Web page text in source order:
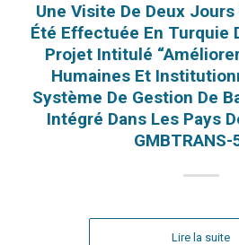
Une Visite De Deux
Été Effectuée En Turquie
Projet Intitulé
Humaines Et
Système De Gestion De
Intégré Dans Les Pays
GMBTRANS-
Lire la suite